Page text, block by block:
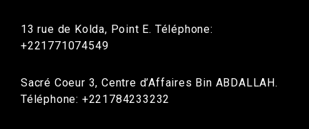
13 rue de Kolda, Point E. Téléphone:
+221771074549
Sacré Coeur 3, Centre d’Affaires Bin ABDALLAH.
Téléphone: +221784233232